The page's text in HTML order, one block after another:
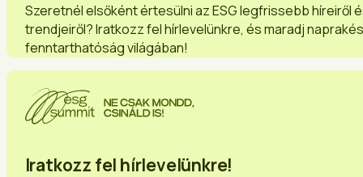
Szeretnél elsőként értesülni az ESG legfrissebb híreiről
trendjeiről? Iratkozz fel hírlevelünkre, és maradj
fenntarthatóság világában!
Iratkozz fel hírlevelünkre!